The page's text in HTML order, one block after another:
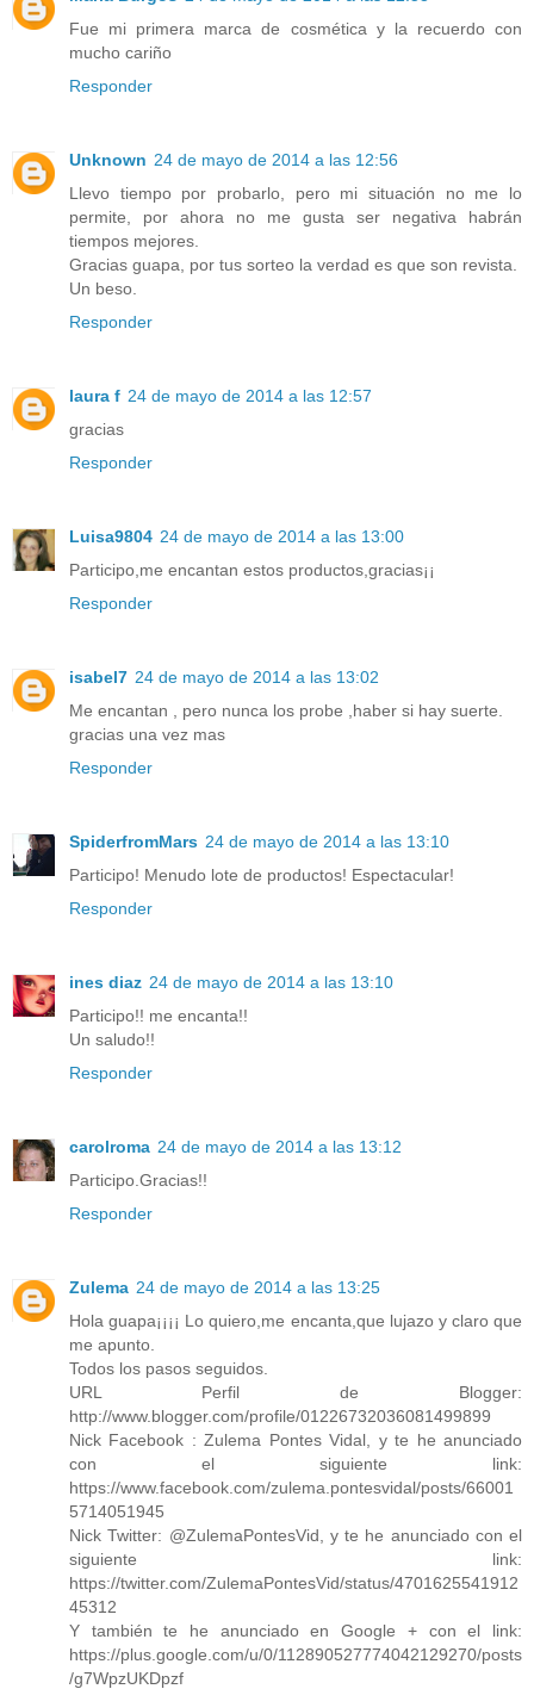
Fue mi primera marca de cosmética y la recuerdo con
mucho cariño
Responder
Unknown 24 de mayo de 2014 a las 12:56
Llevo tiempo por probarlo, pero mi situación no me lo
permite, por ahora no me gusta ser negativa habrán
tiempos mejores.
Gracias guapa, por tus sorteo la verdad es que son revista.
Un beso.
Responder
laura f 24 de mayo de 2014 a las 12:57
gracias
Responder
Luisa9804 24 de mayo de 2014 a las 13:00
Participo,me encantan estos productos,gracias¡¡
Responder
isabel7 24 de mayo de 2014 a las 13:02
Me encantan , pero nunca los probe ,haber si hay suerte.
gracias una vez mas
Responder
SpiderfromMars 24 de mayo de 2014 a las 13:10
Participo! Menudo lote de productos! Espectacular!
Responder
ines diaz 24 de mayo de 2014 a las 13:10
Participo!! me encanta!!
Un saludo!!
Responder
carolroma 24 de mayo de 2014 a las 13:12
Participo.Gracias!!
Responder
Zulema 24 de mayo de 2014 a las 13:25
Hola guapa¡¡¡¡ Lo quiero,me encanta,que lujazo y claro que
me apunto.
Todos los pasos seguidos.
URL Perfil de Blogger:
http://www.blogger.com/profile/01226732036081499899
Nick Facebook : Zulema Pontes Vidal, y te he anunciado
con el siguiente link:
https://www.facebook.com/zulema.pontesvidal/posts/66001
5714051945
Nick Twitter: @ZulemaPontesVid, y te he anunciado con el
siguiente link:
https://twitter.com/ZulemaPontesVid/status/4701625541912
45312
Y también te he anunciado en Google + con el link:
https://plus.google.com/u/0/112890527774042129270/posts
/g7WpzUKDpzf